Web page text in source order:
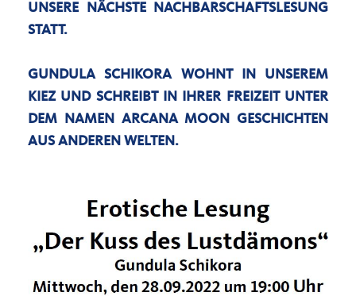
UNSERE NÄCHSTE NACHBARSCHAFTSLESUNG
STATT.
GUNDULA SCHIKORA WOHNT IN UNSEREM
KIEZ UND SCHREIBT IN IHRER FREIZEIT UNTER
DEM NAMEN ARCANA MOON GESCHICHTEN
AUS ANDEREN WELTEN.